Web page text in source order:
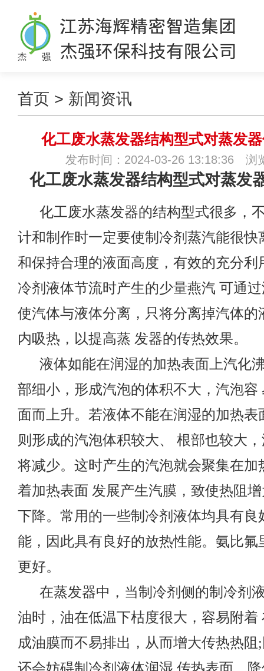
首页 > 新闻资讯
化工废水蒸发器结构型式对蒸发
发布时间：2024-03-26 13:18:36 浏
化工废水蒸发器结构型式对蒸发
化工废水蒸发器的结构型式很多，
计和制作时一定要使制冷剂蒸汽能很快
和保持合理的液面高度，有效的充分利
冷剂液体节流时产生的少量燕汽 可通
使汽体与液体分离，只将分离掉汽体的
内吸热，以提高蒸 发器的传热效果。
液体如能在润湿的加热表面上汽化
部细小，形成汽泡的体积不大，汽泡容
面而上升。若液体不能在润湿的加热表
则形成的汽泡体积较大、
根部也较大
将减少。这时产生的汽泡就会聚集在加
着加热表面 发展产生汽膜，致使热阻
下降。常用的一些制冷剂液体均具有良
能，因此具有良好的放热性能。氨比氟
更好。
在蒸发器中，当制冷剂侧的制冷剂
油时，油在低温下枯度很大，容易附着
成油膜而不易排出，从而增大传热热阻
还会妨碍制冷剂液体润湿 传热表面，